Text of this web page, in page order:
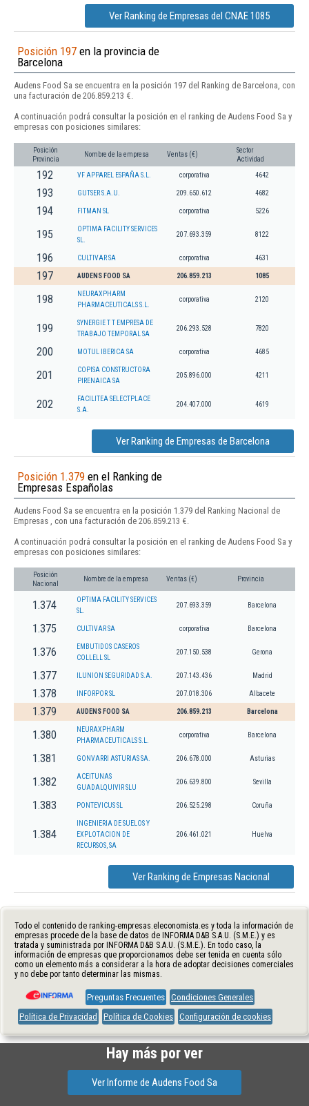
Ver Ranking de Empresas del CNAE 1085
Posición 197 en la provincia de
Barcelona
Audens Food Sa se encuentra en la posición 197 del Ranking de Barcelona, con
una facturación de 206.859.213 €.
A continuación podrá consultar la posición en el ranking de Audens Food Sa y
empresas con posiciones similares:
Posición
Provincia
Nombre de la empresa Ventas (€)
Sector
Actividad
192 VF APPAREL ESPAÑA S.L. corporativa 4642
193 GUTSER S.A.U. 209.650.612 4682
194 FITMAN SL corporativa 5226
195
OPTIMA FACILITY SERVICES
SL.
207.693.359 8122
196 CULTIVAR SA corporativa 4631
197 AUDENS FOOD SA 206.859.213 1085
198
NEURAXPHARM
PHARMACEUTICALS S.L.
corporativa 2120
199
SYNERGIE T T EMPRESA DE
TRABAJO TEMPORAL SA
206.293.528 7820
200 MOTUL IBERICA SA corporativa 4685
201
COPISA CONSTRUCTORA
PIRENAICA SA
205.896.000 4211
202
FACILITEA SELECTPLACE
S.A.
204.407.000 4619
Ver Ranking de Empresas de Barcelona
Posición 1.379 en el Ranking de
Empresas Españolas
Audens Food Sa se encuentra en la posición 1.379 del Ranking Nacional de
Empresas , con una facturación de 206.859.213 €.
A continuación podrá consultar la posición en el ranking de Audens Food Sa y
empresas con posiciones similares:
Posición
Nacional
Nombre de la empresa Ventas (€) Provincia
1.374
OPTIMA FACILITY SERVICES
SL.
207.693.359 Barcelona
1.375 CULTIVAR SA corporativa Barcelona
1.376
EMBUTIDOS CASEROS
COLLELL SL
207.150.538 Gerona
1.377 ILUNION SEGURIDAD S.A. 207.143.436 Madrid
1.378 INFORPOR SL 207.018.306 Albacete
1.379 AUDENS FOOD SA 206.859.213 Barcelona
1.380
NEURAXPHARM
PHARMACEUTICALS S.L.
corporativa Barcelona
1.381 GONVARRI ASTURIAS SA. 206.678.000 Asturias
1.382
ACEITUNAS
GUADALQUIVIR SLU
206.639.800 Sevilla
1.383 PONTEVICUS SL 206.525.298 Coruña
1.384
INGENIERIA DE SUELOS Y
EXPLOTACION DE
RECURSOS, SA
206.461.021 Huelva
Ver Ranking de Empresas Nacional
Todo el contenido de ranking-empresas.eleconomista.es y toda la información de
empresas procede de la base de datos de INFORMA D&B S.A.U. (S.M.E.) y es
tratada y suministrada por INFORMA D&B S.A.U. (S.M.E.). En todo caso, la
información de empresas que proporcionamos debe ser tenida en cuenta sólo
como un elemento más a considerar a la hora de adoptar decisiones comerciales
y no debe por tanto determinar las mismas.
Preguntas Frecuentes Condiciones Generales
Política de Privacidad
Política de Cookies Configuración de cookies
Hay más por ver
Ver Informe de Audens Food Sa